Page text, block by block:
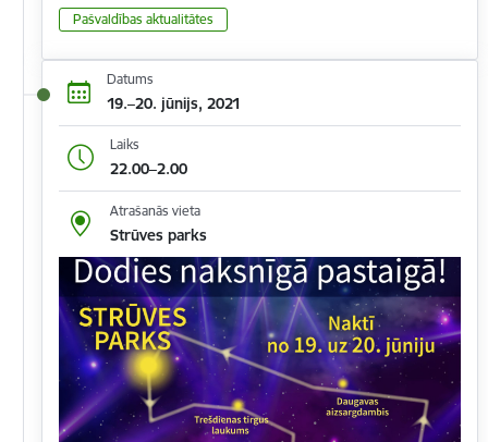
Pašvaldības aktualitātes
Datums
19.–20. jūnijs, 2021
Laiks
22.00–2.00
Atrašanās vieta
Strūves parks